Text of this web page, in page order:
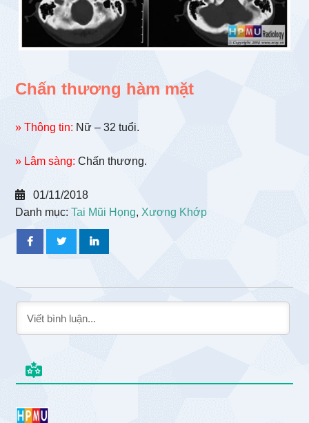
Chấn thương hàm mặt
» Thông tin: Nữ – 32 tuổi.
» Lâm sàng: Chấn thương.
01/11/2018
Danh mục:Tai Mũi Họng, Xương Khớp